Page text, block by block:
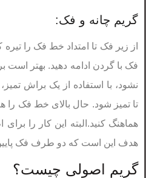
گریم چانه و فک:
از زیر فک تا امتداد خط فک را تیره
فک با گردن ادامه دهید. بهتر است
نشود، با استفاده از یک براش
تا تمیز شود. حال بالای خط فک را
هماهنگ کنید.البته این کار را
هدف این است که دو طرف فک
گریم اصولی چیست؟